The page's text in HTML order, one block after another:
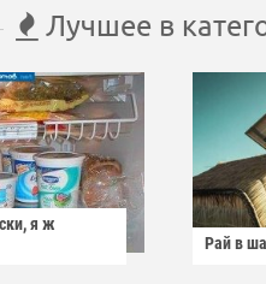
Лучшее в
я ж
Рай в